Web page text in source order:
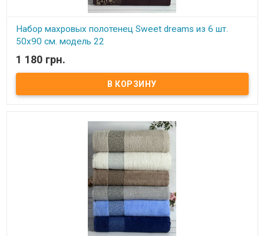
Набор махровых полотенец Sweet dreams из 6 шт.
50x90 см. модель 22
В наличии
Набор махровых полотенец Sweet dreams из 6 шт. 50x90 см.
Комплектность: 50х90 см (6 шт. ) Состав: махра, 100% хлопок.
Плотность: 550 г/м.кв. Упаковка: ПВХ Производитель: Sweet
1 180 грн.